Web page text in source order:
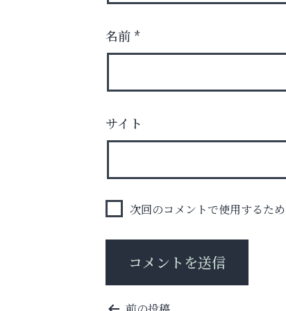
英語で育つ、世界が広がる！
名前 *
サイト
次回のコメントで使用するた